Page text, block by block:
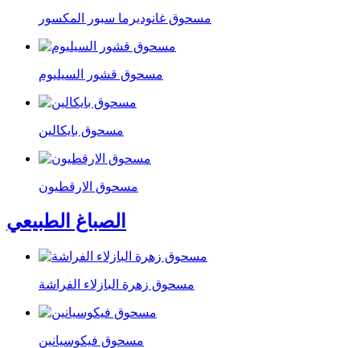
مسحوق غانوديرما سبور المكسور
مسحوق قشور السيليوم
مسحوق بايكالين
مسحوق الارقطيون
الصباغ الطبيعي
مسحوق زهرة البازلاء الفراشة
مسحوق فيكوسيانين